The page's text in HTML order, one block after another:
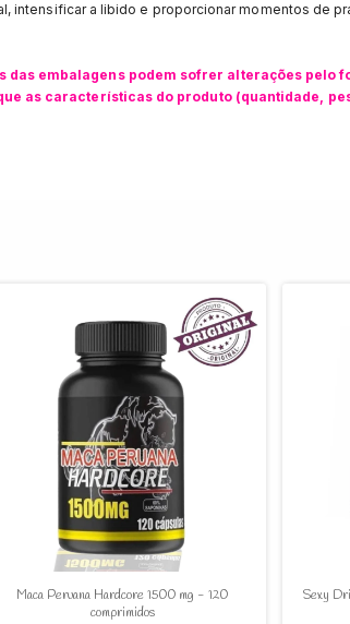
intensificar a libido e proporcionar momentos de
das embalagens podem sofrer alterações pelo
as características do produto (quantidade,
Maca Peruana Hardcore 1500 mg - 120
comprimidos
Sexy